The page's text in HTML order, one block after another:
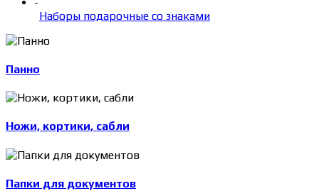
Наборы подарочные со знаками
Панно
Ножи, кортики, сабли
Папки для документов